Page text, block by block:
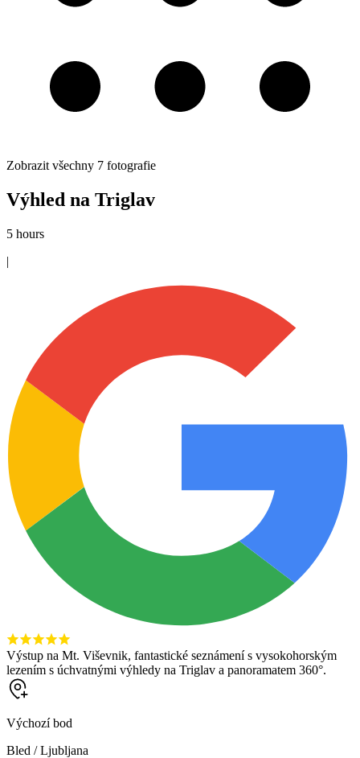
Zobrazit všechny 7 fotografie
Výhled na Triglav
5 hours
|
Výstup na Mt. Viševnik, fantastické seznámení s vysokohorským
lezením s úchvatnými výhledy na Triglav a panoramatem 360°.
Výchozí bod
Bled / Ljubljana